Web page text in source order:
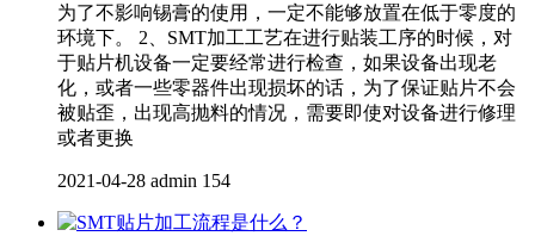
为了不影响锡膏的使用，一定不能够放置在低于零度的
环境下。 2、SMT加工工艺在进行贴装工序的时候，对
于贴片机设备一定要经常进行检查，如果设备出现老
化，或者一些零器件出现损坏的话，为了保证贴片不会
被贴歪，出现高抛料的情况，需要即使对设备进行修理
或者更换
2021-04-28 admin 154